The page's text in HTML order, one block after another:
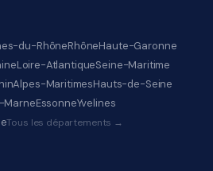
du-RhôneRhôneHaute-Garonne
Loire-AtlantiqueSeine-Maritime
Alpes-MaritimesHauts-de-Seine
MarneEssonneYvelines
Tous les départements →